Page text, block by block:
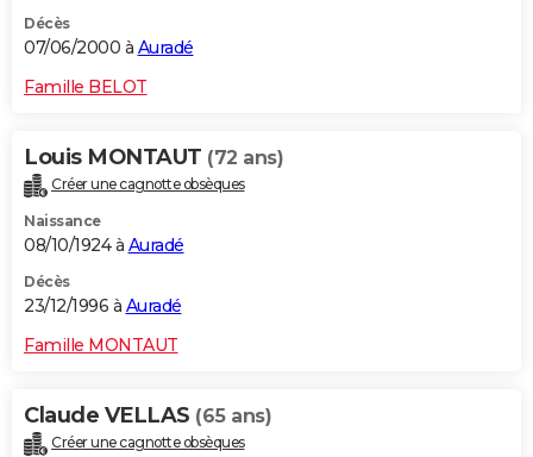
Décès
07/06/2000 à Auradé
Famille BELOT
Louis MONTAUT (72 ans)
Créer une cagnotte obsèques
Naissance
08/10/1924 à Auradé
Décès
23/12/1996 à Auradé
Famille MONTAUT
Claude VELLAS (65 ans)
Créer une cagnotte obsèques